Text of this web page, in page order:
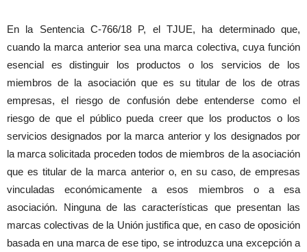
En la Sentencia C-766/18 P, el TJUE, ha determinado que,
cuando la marca anterior sea una marca colectiva, cuya función
esencial es distinguir los productos o los servicios de los
miembros de la asociación que es su titular de los de otras
empresas, el riesgo de confusión debe entenderse como el
riesgo de que el público pueda creer que los productos o los
servicios designados por la marca anterior y los designados por
la marca solicitada proceden todos de miembros de la asociación
que es titular de la marca anterior o, en su caso, de empresas
vinculadas económicamente a esos miembros o a esa
asociación. Ninguna de las características que presentan las
marcas colectivas de la Unión justifica que, en caso de oposición
basada en una marca de ese tipo, se introduzca una excepción a